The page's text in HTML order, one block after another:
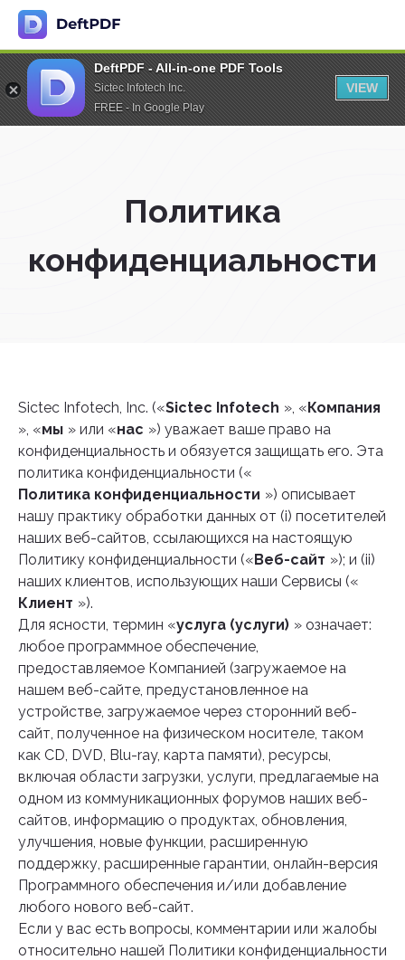
DeftPDF - All-in-one PDF Tools
Sictec Infotech Inc.
FREE - In Google Play
VIEW
Политика
конфиденциальности
Sictec Infotech, Inc. («Sictec Infotech », «Компания
», «мы » или «нас ») уважает ваше право на
конфиденциальность и обязуется защищать его. Эта
политика конфиденциальности («
Политика конфиденциальности ») описывает
нашу практику обработки данных от (i) посетителей
наших веб-сайтов, ссылающихся на настоящую
Политику конфиденциальности («Веб-сайт »); и (ii)
наших клиентов, использующих наши Сервисы («
Клиент »).
Для ясности, термин «услуга (услуги) » означает:
любое программное обеспечение,
предоставляемое Компанией (загружаемое на
нашем веб-сайте, предустановленное на
устройстве, загружаемое через сторонний веб-
сайт, полученное на физическом носителе, таком
как CD, DVD, Blu-ray, карта памяти), ресурсы,
включая области загрузки, услуги, предлагаемые на
одном из коммуникационных форумов наших веб-
сайтов, информацию о продуктах, обновления,
улучшения, новые функции, расширенную
поддержку, расширенные гарантии, онлайн-версия
Программного обеспечения и/или добавление
любого нового веб-сайт.
Если у вас есть вопросы, комментарии или жалобы
относительно нашей Политики конфиденциальности